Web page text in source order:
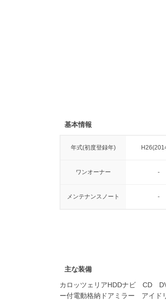
基本情報
年式(初度登録年)
ワンオーナー -
メンテナンスノート -
主な装備
カロッツェリアHDDナビ CD
ー付電動格納ドアミラー アイ